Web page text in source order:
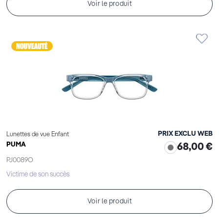
Voir le produit
Lunettes de vue Enfant
PUMA
PJ0089O
PRIX EXCLU WEB
68,00 €
Victime de son succès
Voir le produit